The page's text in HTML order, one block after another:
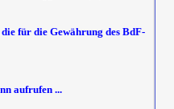
für die Gewährung des BdF-
aufrufen ...